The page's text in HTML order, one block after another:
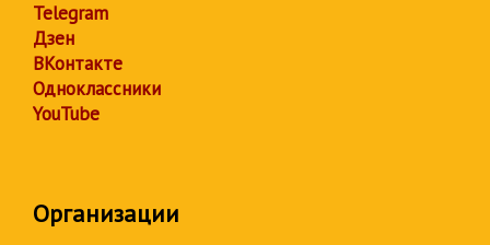
Telegram
Дзен
ВКонтакте
Одноклассники
YouTube
Организации